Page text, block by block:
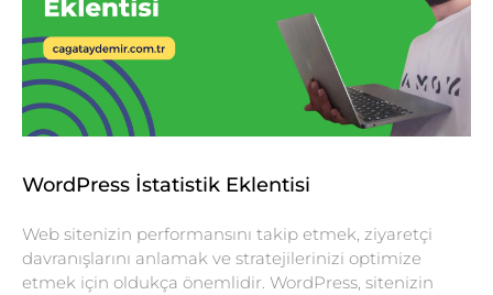
WordPress İstatistik Eklentisi
Web sitenizin performansını takip etmek, ziyaretçi
davranışlarını anlamak ve stratejilerinizi optimize
etmek için oldukça önemlidir. WordPress, sitenizin